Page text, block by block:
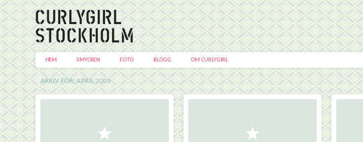
HEM SMYCKEN FOTO BLOGG OM CURLYGIRL
ARKIV FÖR: APRIL 2009